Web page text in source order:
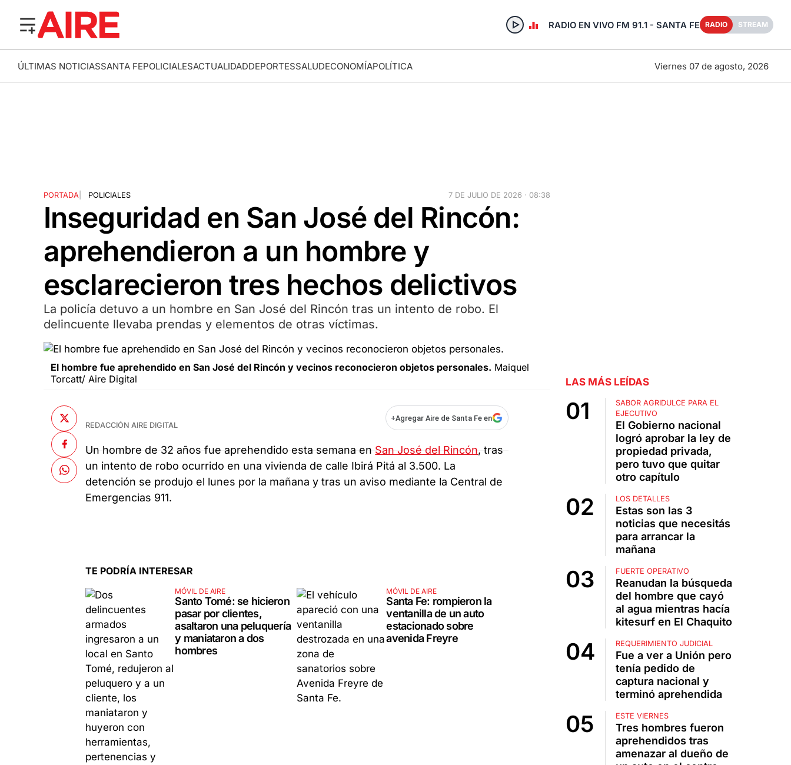
RADIO EN VIVO FM 91.1 - SANTA FE RADIO STREAM
ÚLTIMAS NOTICIASSANTA FEPOLICIALESACTUALIDADDEPORTESSALUDECONOMÍAPOLÍTICA Viernes 07 de agosto, 2026
PORTADA| POLICIALES 7 DE JULIO DE 2026 · 08:38
Inseguridad en San José del Rincón:
aprehendieron a un hombre y
esclarecieron tres hechos delictivos
La policía detuvo a un hombre en San José del Rincón tras un intento de robo. El
delincuente llevaba prendas y elementos de otras víctimas.
El hombre fue aprehendido en San José del Rincón y vecinos reconocieron objetos personales. Maiquel
Torcatt/ Aire Digital
REDACCIÓN AIRE DIGITAL
+Agregar Aire de Santa Fe en
Un hombre de 32 años fue aprehendido esta semana en San José del Rincón, tras
un intento de robo ocurrido en una vivienda de calle Ibirá Pitá al 3.500. La
detención se produjo el lunes por la mañana y tras un aviso mediante la Central de
Emergencias 911.
TE PODRÍA INTERESAR
MÓVIL DE AIRE
Santo Tomé: se hicieron
pasar por clientes,
asaltaron una peluquería
y maniataron a dos
hombres
MÓVIL DE AIRE
Santa Fe: rompieron la
ventanilla de un auto
estacionado sobre
avenida Freyre
LAS MÁS LEÍDAS
SABOR AGRIDULCE PARA EL
EJECUTIVO
El Gobierno nacional
logró aprobar la ley de
propiedad privada,
pero tuvo que quitar
otro capítulo
LOS DETALLES
Estas son las 3
noticias que necesitás
para arrancar la
mañana
FUERTE OPERATIVO
Reanudan la búsqueda
del hombre que cayó
al agua mientras hacía
kitesurf en El Chaquito
REQUERIMIENTO JUDICIAL
Fue a ver a Unión pero
tenía pedido de
captura nacional y
terminó aprehendida
ESTE VIERNES
Tres hombres fueron
aprehendidos tras
amenazar al dueño de